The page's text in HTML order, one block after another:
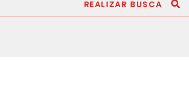
REALIZAR BUSCA